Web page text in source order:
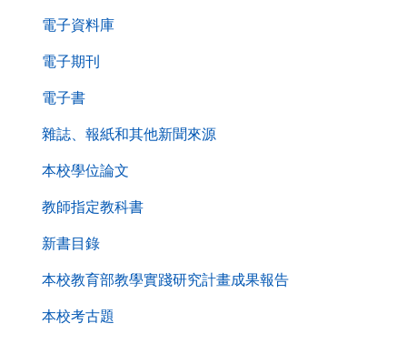
覽
列
電子資料庫
電子期刊
電子書
雜誌、報紙和其他新聞來源
本校學位論文
教師指定教科書
新書目錄
本校教育部教學實踐研究計畫成果報告
本校考古題